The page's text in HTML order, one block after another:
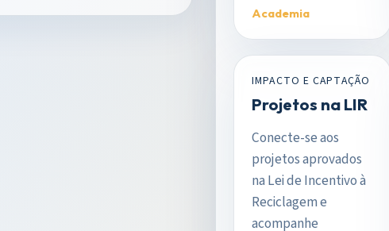
Academia
IMPACTO E CAPTAÇÃO
Projetos na LIR
Conecte-se aos
projetos aprovados
na Lei de Incentivo à
Reciclagem e
acompanhe